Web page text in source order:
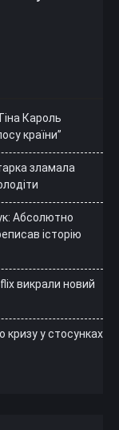
Кароль
країни”
зламала
Абсолютно
історію
викрали новий
кризу у стосунках